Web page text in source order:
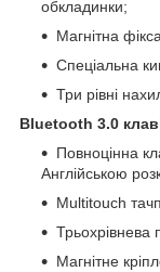
обкладинки;
Магнітна
Спеціальна
Три рівні
Bluetooth 3.0
Повноцінна
Англійською
Multitouch
Трьохрівнева
Магнітне